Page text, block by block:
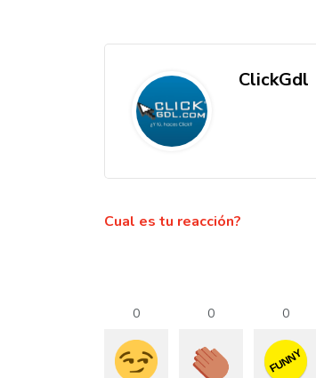
ClickGdl
Cual es tu reacción?
0 0 0
FUNNY